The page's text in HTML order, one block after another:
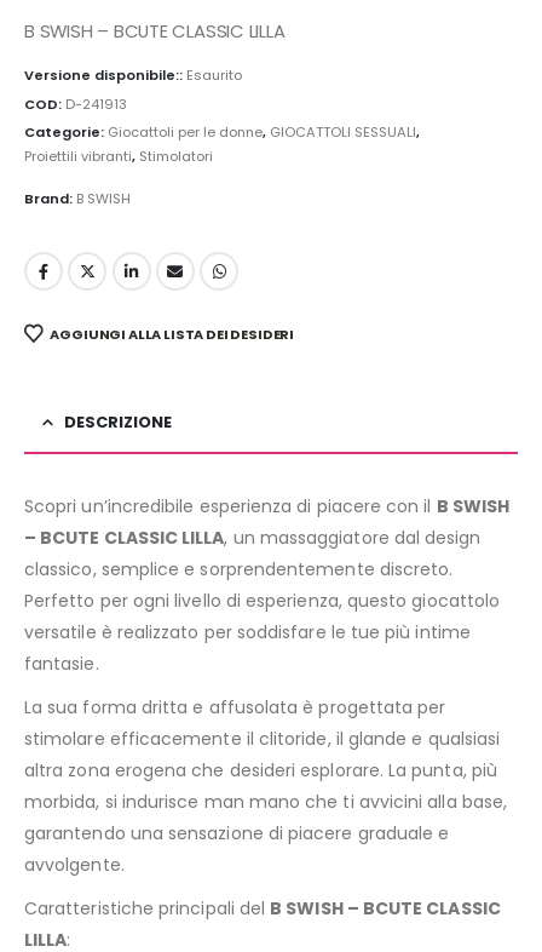
B SWISH – BCUTE CLASSIC LILLA
Versione disponibile:: Esaurito
COD: D-241913
Categorie: Giocattoli per le donne, GIOCATTOLI SESSUALI,
Proiettili vibranti, Stimolatori
Brand: B SWISH
AGGIUNGI ALLA LISTA DEI DESIDERI
DESCRIZIONE
Scopri un’incredibile esperienza di piacere con il B SWISH
– BCUTE CLASSIC LILLA, un massaggiatore dal design
classico, semplice e sorprendentemente discreto.
Perfetto per ogni livello di esperienza, questo giocattolo
versatile è realizzato per soddisfare le tue più intime
fantasie.
La sua forma dritta e affusolata è progettata per
stimolare efficacemente il clitoride, il glande e qualsiasi
altra zona erogena che desideri esplorare. La punta, più
morbida, si indurisce man mano che ti avvicini alla base,
garantendo una sensazione di piacere graduale e
avvolgente.
Caratteristiche principali del B SWISH – BCUTE CLASSIC
LILLA: